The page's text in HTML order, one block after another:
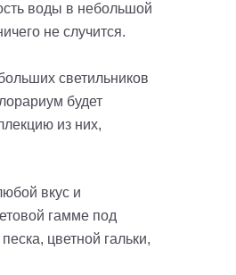
воды в небольшой
не случится.
светильников
будет
из них,
вкус и
гамме под
цветной гальки,